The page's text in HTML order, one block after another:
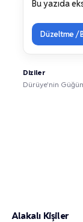
Bu yazıda
Düzeltme /
Diziler
Dürüye'nin
Alakalı Kişiler